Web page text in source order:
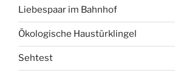
Liebespaar im Bahnhof
Ökologische Haustürklingel
Sehtest